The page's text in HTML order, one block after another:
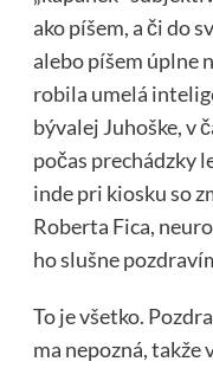
ako píšem, a či do
alebo píšem úplne
robila umelá
bývalej Juhoške, v
počas prechádzky
inde pri kiosku so
Roberta Fica,
ho slušne
To je všetko.
ma nepozná, takže